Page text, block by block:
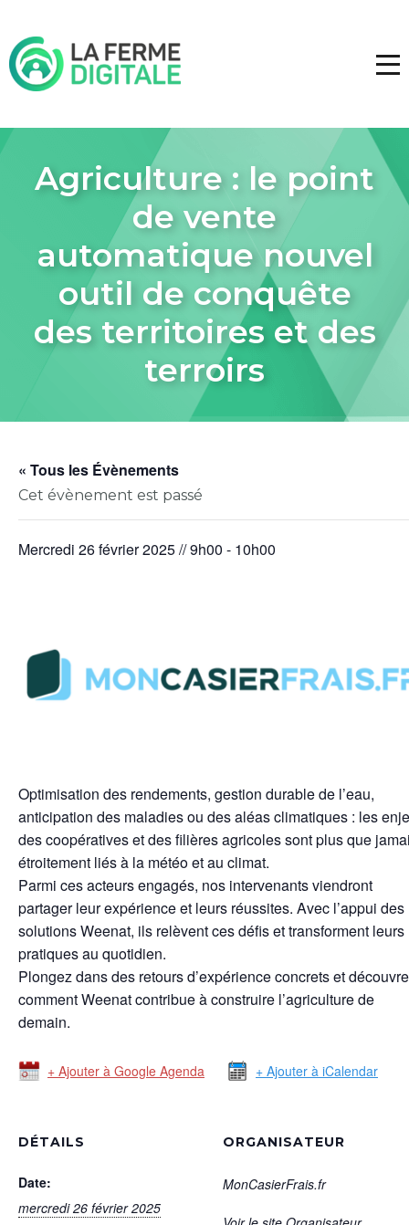
Agriculture : le point
de vente
automatique nouvel
outil de conquête
des territoires et des
terroirs
« Tous les Évènements
Cet évènement est passé
mercredi 26 février 2025 // 9h00 - 10h00
Optimisation des rendements, gestion durable de l’eau,
anticipation des maladies ou des aléas climatiques : les
des coopératives et des filières agricoles sont plus que
étroitement liés à la météo et au climat.
Parmi ces acteurs engagés, nos intervenants viendront
partager leur expérience et leurs réussites. Avec l’appui des
solutions Weenat, ils relèvent ces défis et transforment leurs
pratiques au quotidien.
Plongez dans des retours d’expérience concrets et
comment Weenat contribue à construire l’agriculture de
demain.
+ Ajouter à Google Agenda + Ajouter à iCalendar
DÉTAILS
Date:
mercredi 26 février 2025
ORGANISATEUR
MonCasierFrais.fr